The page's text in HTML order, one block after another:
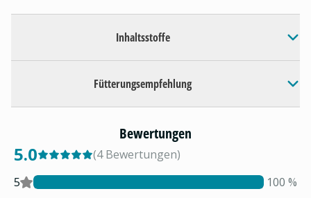
Inhaltsstoffe
Fütterungsempfehlung
Bewertungen
5.0 (4 Bewertungen)
5
100 %